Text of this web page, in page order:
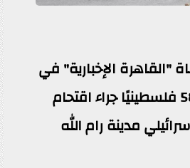
"القاهرة الإخبارية" في
نبأ عاجل، بإصابة 58 فلسطينيًا جراء اقتحام
مدينة رام الله